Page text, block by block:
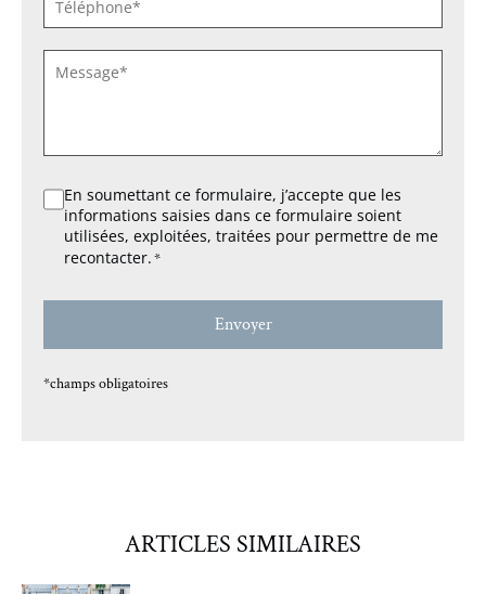
*
SANS
RGPD
En soumettant ce formulaire, j’accepte que les
informations saisies dans ce formulaire soient
utilisées, exploitées, traitées pour permettre de me
recontacter.*
*champs obligatoires
ARTICLES SIMILAIRES